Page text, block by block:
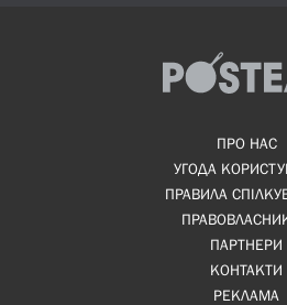
ПРО НАС
УГОДА
ПРАВИЛА
ПАРТНЕРИ
КОНТАКТИ
РЕКЛАМА